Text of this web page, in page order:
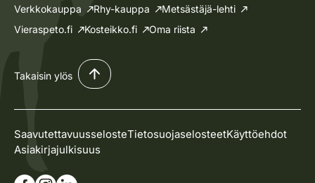
Verkkokauppa Rhy-kauppa
Metsästäjä-lehti
Vieraspeto.fi
Kosteikko.fi Oma riista
Takaisin ylös
SaavutettavuusselosteTietosuojaselosteetKäyttöehdot
Asiakirjajulkisuus